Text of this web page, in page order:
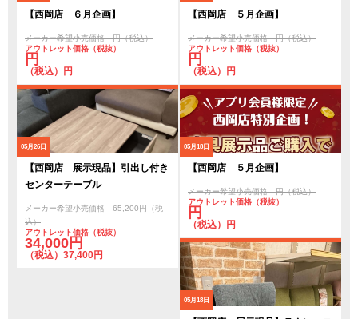
【西岡店 ６月企画】
メーカー希望小売価格 円（税込）
アウトレット価格（税抜）
円
（税込）円
【西岡店 ５月企画】
メーカー希望小売価格 円（税込）
アウトレット価格（税抜）
円
（税込）円
05月26日
【西岡店 展示現品】引出し付き
センターテーブル
メーカー希望小売価格 65,200円（税
込）
アウトレット価格（税抜）
34,000円
（税込）37,400円
05月18日
【西岡店 ５月企画】
メーカー希望小売価格 円（税込）
アウトレット価格（税抜）
円
（税込）円
05月18日